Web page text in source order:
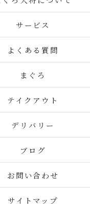
サービス
よくある質問
まぐろ
テイクアウト
デリバリー
ブログ
お問い合わせ
サイトマップ